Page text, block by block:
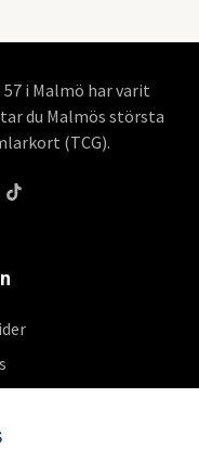
i Malmö har varit
du Malmös största
(TCG).